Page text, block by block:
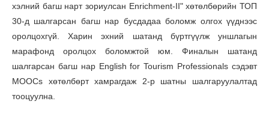
хэлний багш нарт зориулсан Enrichment-II" хөтөлбөрийн ТОП
30-д шалгарсан багш нар бусдадаа боломж олгох үүднээс
оролцохгүй. Харин эхний шатанд бүртгүүлж уншлагын
марафонд оролцох боломжтой юм. Финалын шатанд
шалгарсан багш нар English for Tourism Professionals сэдэвт
MOOCs хөтөлбөрт хамрагдаж 2-р шатны шалгаруулалтад
тооцуулна.